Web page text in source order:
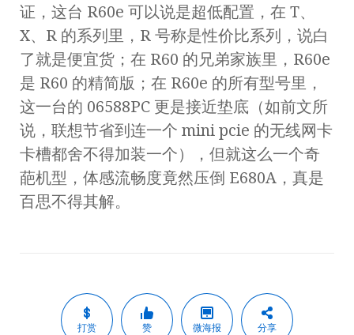
证，这台 R60e 可以说是超低配置，在 T、
X、R 的系列里，R 号称是性价比系列，说白
了就是便宜货；在 R60 的兄弟家族里，R60e
是 R60 的精简版；在 R60e 的所有型号里，
这一台的 06588PC 更是接近垫底（如前文所
说，联想节省到连一个 mini pcie 的无线网卡
卡槽都舍不得加装一个），但就这么一个奇
葩机型，体感流畅度竟然压倒 E680A，真是
百思不得其解。
打赏 赞 微海报 分享